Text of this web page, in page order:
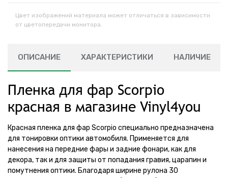
Цвет изображений материала может отличаться в зависимости
от цветопередачи монитора.
ОПИСАНИЕ ХАРАКТЕРИСТИКИ НАЛИЧИЕ
Пленка для фар Scorpio
красная в магазине Vinyl4you
Красная пленка для фар Scorpio специально предназначена
для тонировки оптики автомобиля. Применяется для
нанесения на передние фары и задние фонари, как для
декора, так и для защиты от попадания гравия, царапин и
помутнения оптики. Благодаря ширине рулона 30